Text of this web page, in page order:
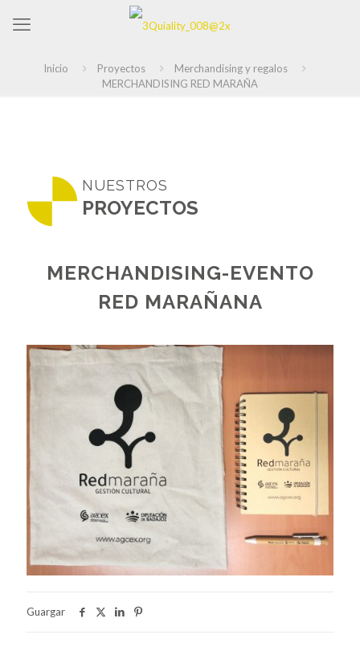
Inicio Proyectos
Merchandising y regalos
MERCHANDISING RED MARAÑA
NUESTROS
PROYECTOS
MERCHANDISING-EVENTO
RED MARAÑANA
Guargar